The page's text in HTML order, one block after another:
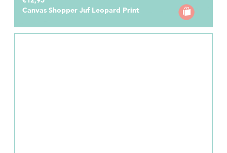
Canvas Shopper Juf Leopard Print